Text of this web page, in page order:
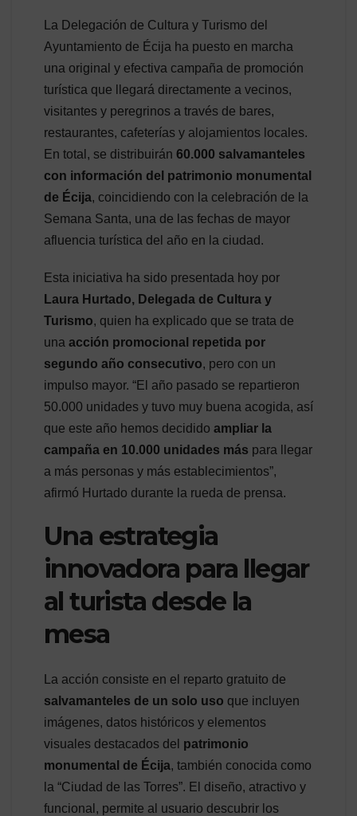
La Delegación de Cultura y Turismo del
Ayuntamiento de Écija ha puesto en marcha
una original y efectiva campaña de promoción
turística que llegará directamente a vecinos,
visitantes y peregrinos a través de bares,
restaurantes, cafeterías y alojamientos locales.
En total, se distribuirán 60.000 salvamanteles
con información del patrimonio monumental
de Écija, coincidiendo con la celebración de la
Semana Santa, una de las fechas de mayor
afluencia turística del año en la ciudad.
Esta iniciativa ha sido presentada hoy por
Laura Hurtado, Delegada de Cultura y
Turismo, quien ha explicado que se trata de
una acción promocional repetida por
segundo año consecutivo, pero con un
impulso mayor. “El año pasado se repartieron
50.000 unidades y tuvo muy buena acogida, así
que este año hemos decidido ampliar la
campaña en 10.000 unidades más para llegar
a más personas y más establecimientos”,
afirmó Hurtado durante la rueda de prensa.
Una estrategia
innovadora para llegar
al turista desde la
mesa
La acción consiste en el reparto gratuito de
salvamanteles de un solo uso que incluyen
imágenes, datos históricos y elementos
visuales destacados del patrimonio
monumental de Écija, también conocida como
la “Ciudad de las Torres”. El diseño, atractivo y
funcional, permite al usuario descubrir los